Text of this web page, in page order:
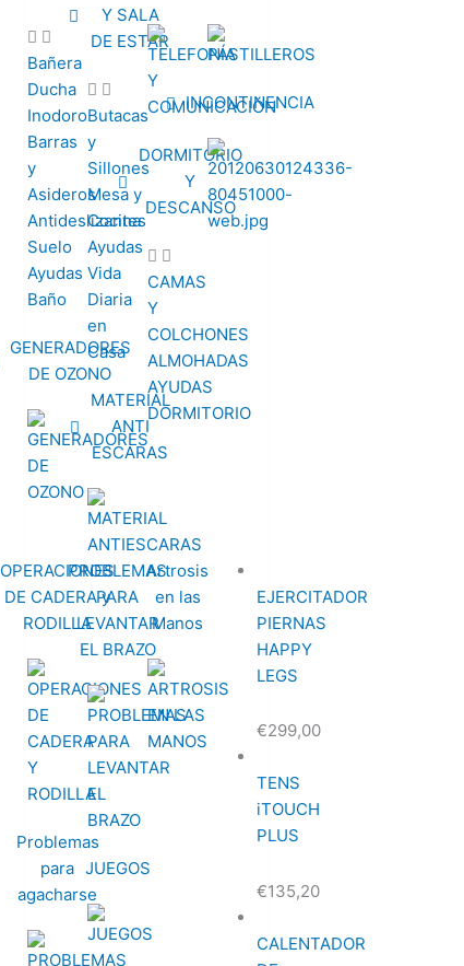
Bañera
Ducha
Inodoro
Barras
y
Asideros
Antideslizantes
Suelo
Ayudas
Baño
GENERADORES
DE OZONO
Y SALA
DE ESTAR
Butacas
y
Sillones
Mesa y
Cocina
Ayudas
Vida
Diaria
en
Casa
MATERIAL
ANTI
ESCARAS
DORMITORIO
Y
DESCANSO
CAMAS
Y
COLCHONES
ALMOHADAS
AYUDAS
DORMITORIO
INCONTINENCIA
OPERACIONES
DE CADERA y
RODILLA
Problemas
para
agacharse
PROBLEMAS
PARA
LEVANTAR
EL BRAZO
JUEGOS
Artrosis
en las
Manos
EJERCITADOR
PIERNAS
HAPPY
LEGS
€299,00
TENS
iTOUCH
PLUS
€135,20
CALENTADOR